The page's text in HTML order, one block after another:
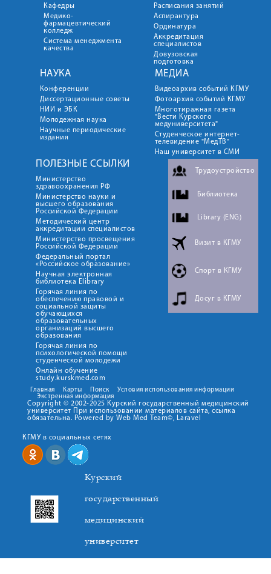
Кафедры
Медико-
фармацевтический
колледж
Система менеджмента
качества
Расписания занятий
Аспирантура
Ординатура
Аккредитация
специалистов
Довузовская
подготовка
НАУКА
Конференции
Диссертационные советы
НИИ и ЭБК
Молодежная наука
Научные периодические
издания
МЕДИА
Видеоархив событий КГМУ
Фотоархив событий КГМУ
Многотиражная газета
"Вести Курского
медуниверситета"
Студенческое интернет-
телевидение "МедТВ"
Наш университет в СМИ
ПОЛЕЗНЫЕ ССЫЛКИ
Министерство
здравоохранения РФ
Министерство науки и
высшего образования
Российской Федерации
Методический центр
аккредитации специалистов
Министерство просвещения
Российской Федерации
Федеральный портал
«Российское образование»
Научная электронная
библиотека Elibrary
Горячая линия по
обеспечению правовой и
социальной защиты
обучающихся
образовательных
организаций высшего
образования
Горячая линия по
психологической помощи
студенческой молодежи
Онлайн обучение
study.kurskmed.com
Трудоустройство
Библиотека
Library (ENG)
Визит в КГМУ
Спорт в КГМУ
Досуг в КГМУ
Главная Карты Поиск
Условия использования информации
Экстренная информация
Copyright © 2002-2025 Курский государственный медицинский
университет При использовании материалов сайта, ссылка
обязательна. Powered by Web Med Team©, Laravel
КГМУ в социальных сетях
Курский
государственный
медицинский
университет